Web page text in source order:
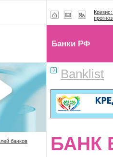
Банки РФ
банков
Banklist
БАНК